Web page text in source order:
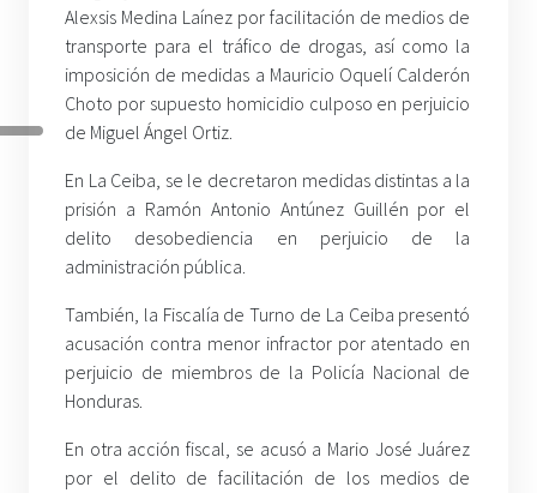
Alexsis Medina Laínez por facilitación de medios de
transporte para el tráfico de drogas, así como la
imposición de medidas a Mauricio Oquelí Calderón
Choto por supuesto homicidio culposo en perjuicio
de Miguel Ángel Ortiz.
En La Ceiba, se le decretaron medidas distintas a la
prisión a Ramón Antonio Antúnez Guillén por el
delito desobediencia en perjuicio de la
administración pública.
También, la Fiscalía de Turno de La Ceiba presentó
acusación contra menor infractor por atentado en
perjuicio de miembros de la Policía Nacional de
Honduras.
En otra acción fiscal, se acusó a Mario José Juárez
por el delito de facilitación de los medios de